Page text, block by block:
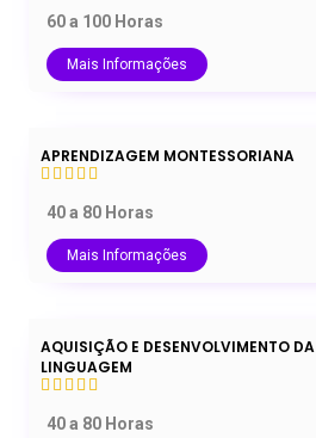
60 a 100 Horas
Mais Informações
APRENDIZAGEM MONTESSORIANA
40 a 80 Horas
Mais Informações
AQUISIÇÃO E DESENVOLVIMENTO DA
LINGUAGEM
40 a 80 Horas